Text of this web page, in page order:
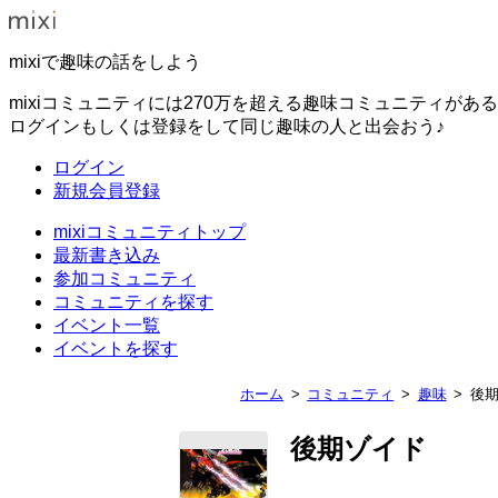
mixiで趣味の話をしよう
mixiコミュニティには270万を超える趣味コミュニティがある
ログインもしくは登録をして同じ趣味の人と出会おう♪
ログイン
新規会員登録
mixiコミュニティトップ
最新書き込み
参加コミュニティ
コミュニティを探す
イベント一覧
イベントを探す
ホーム コミュニティ 趣味 後
後期ゾイド